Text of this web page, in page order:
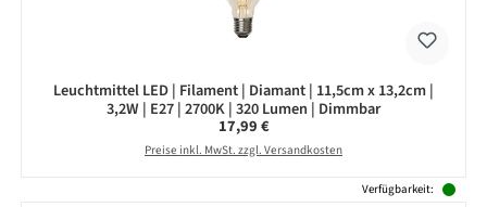
Leuchtmittel LED | Filament | Diamant | 11,5cm x 13,2cm |
3,2W | E27 | 2700K | 320 Lumen | Dimmbar
Regulärer Preis:
17,99 €
Preise inkl. MwSt. zzgl. Versandkosten
Verfügbarkeit: